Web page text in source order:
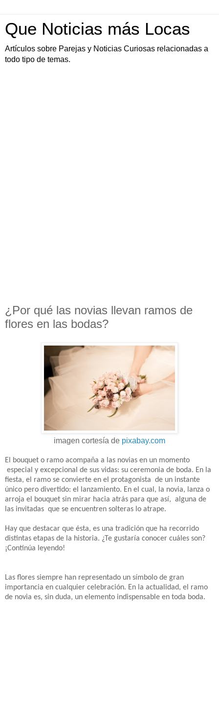
Que Noticias más Locas
Artículos sobre Parejas y Noticias Curiosas relacionadas a
todo tipo de temas.
¿Por qué las novias llevan ramos de
flores en las bodas?
imagen cortesía de pixabay.com
El bouquet o ramo acompaña a las novias en un momento
especial y excepcional de sus vidas: su ceremonia de boda. En la
fiesta, el ramo se convierte en el protagonista de un instante
único pero divertido: el lanzamiento. En el cual, la novia, lanza o
arroja el bouquet sin mirar hacia atrás para que así, alguna de
las invitadas que se encuentren solteras lo atrape.
Hay que destacar que ésta, es una tradición que ha recorrido
distintas etapas de la historia. ¿Te gustaría conocer cuáles son?
¡Continúa leyendo!
Las flores siempre han representado un símbolo de gran
importancia en cualquier celebración. En la actualidad, el ramo
de novia es, sin duda, un elemento indispensable en toda boda.